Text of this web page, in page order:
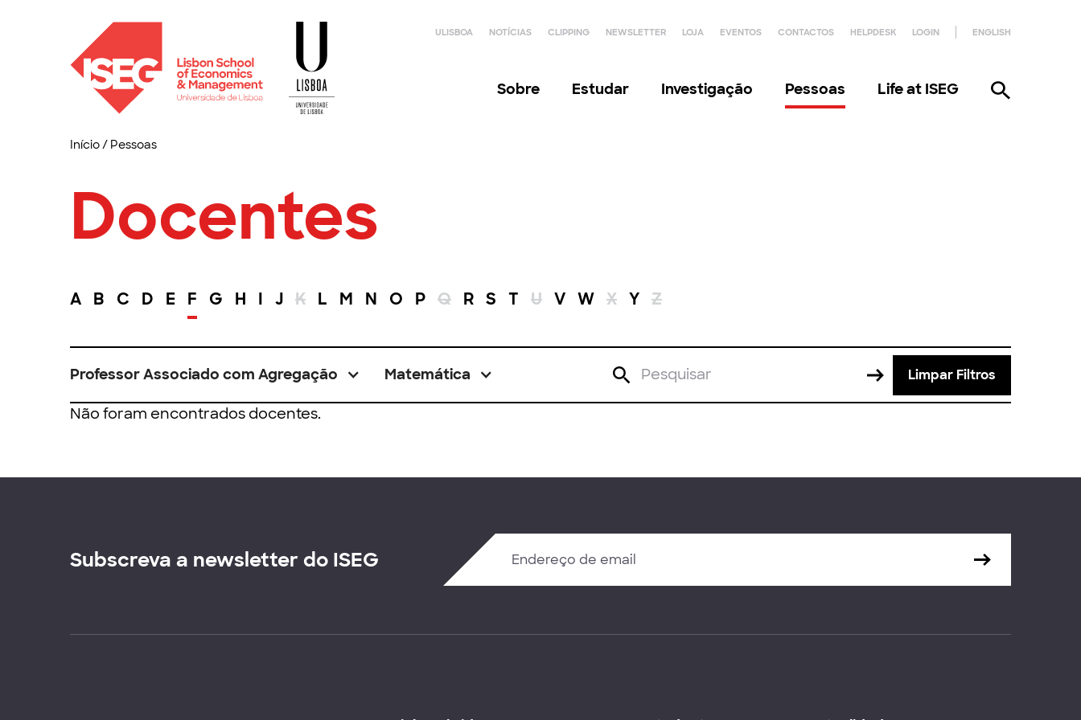
ULISBOA NOTÍCIAS CLIPPING NEWSLETTER LOJA EVENTOS CONTACTOS HELPDESK LOGIN ENGLISH
Sobre Estudar Investigação Pessoas Life at ISEG
Início/ Pessoas
Docentes
A B C D E F G H I J K L M N O P Q R S T U V W X Y Z
Professor Associado com Agregação Matemática Limpar Filtros
Não foram encontrados docentes.
Subscreva a newsletter do ISEG